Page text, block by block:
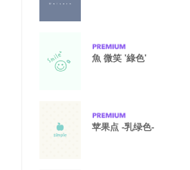
魚 微笑 '綠色'
苹果点 -乳绿色-